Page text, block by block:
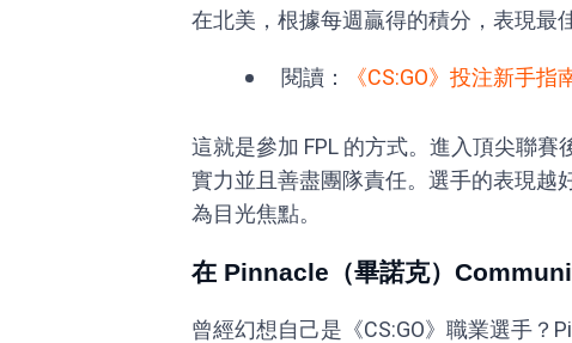
在北美，根據每週贏得的積分，表現最
閱讀： 《CS:GO》投注新手指
這就是參加 FPL 的方式。進入頂尖聯
實力並且善盡團隊責任。選手的表現越
為目光焦點。
在 Pinnacle（畢諾克）
曾經幻想自己是《CS:GO》職業選手？